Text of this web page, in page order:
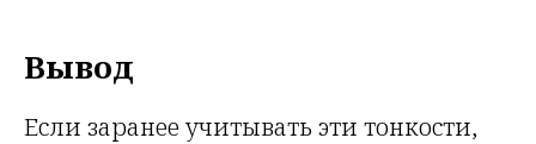
Вывод
Если заранее учитывать эти тонкости,